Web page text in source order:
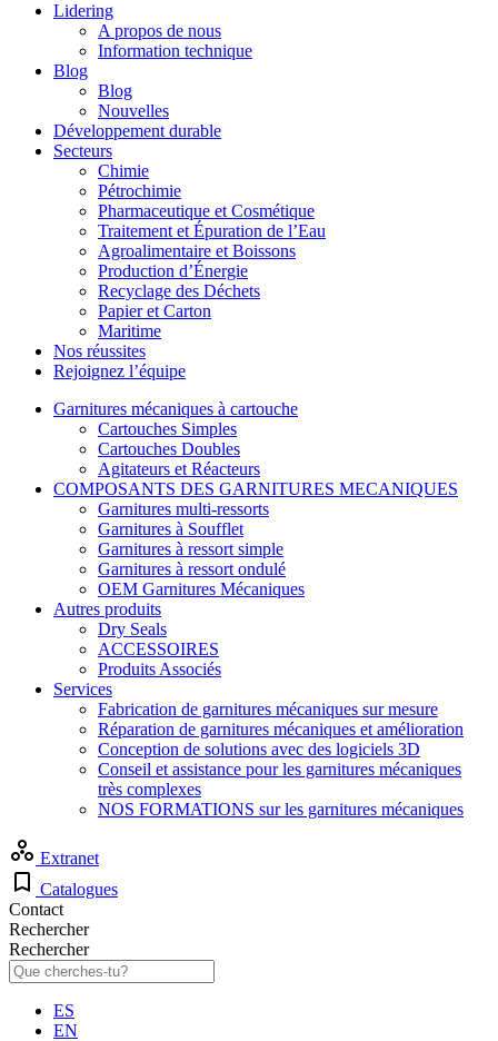
Lidering
A propos de nous
Information technique
Blog
Blog
Nouvelles
Développement durable
Secteurs
Chimie
Pétrochimie
Pharmaceutique et Cosmétique
Traitement et Épuration de l’Eau
Agroalimentaire et Boissons
Production d’Énergie
Recyclage des Déchets
Papier et Carton
Maritime
Nos réussites
Rejoignez l’équipe
Garnitures mécaniques à cartouche
Cartouches Simples
Cartouches Doubles
Agitateurs et Réacteurs
COMPOSANTS DES GARNITURES MECANIQUES
Garnitures multi-ressorts
Garnitures à Soufflet
Garnitures à ressort simple
Garnitures à ressort ondulé
OEM Garnitures Mécaniques
Autres produits
Dry Seals
ACCESSOIRES
Produits Associés
Services
Fabrication de garnitures mécaniques sur mesure
Réparation de garnitures mécaniques et amélioration
Conception de solutions avec des logiciels 3D
Conseil et assistance pour les garnitures mécaniques
très complexes
NOS FORMATIONS sur les garnitures mécaniques
Extranet
Catalogues
Contact
Rechercher
Rechercher
ES
EN